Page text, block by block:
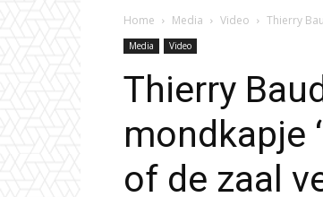
Home Media Video Thierry
Media Video
Thierry
mondkapje
of de zaal